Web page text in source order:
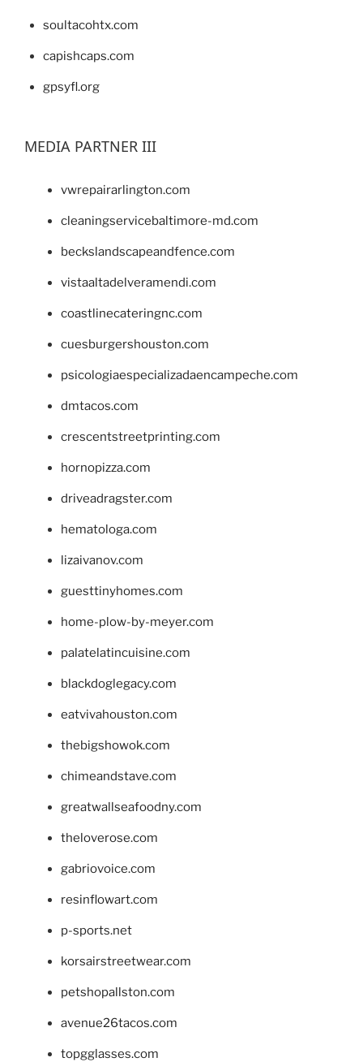
soultacohtx.com
capishcaps.com
gpsyfl.org
MEDIA PARTNER III
vwrepairarlington.com
cleaningservicebaltimore-md.com
beckslandscapeandfence.com
vistaaltadelveramendi.com
coastlinecateringnc.com
cuesburgershouston.com
psicologiaespecializadaencampeche.com
dmtacos.com
crescentstreetprinting.com
hornopizza.com
driveadragster.com
hematologa.com
lizaivanov.com
guesttinyhomes.com
home-plow-by-meyer.com
palatelatincuisine.com
blackdoglegacy.com
eatvivahouston.com
thebigshowok.com
chimeandstave.com
greatwallseafoodny.com
theloverose.com
gabriovoice.com
resinflowart.com
p-sports.net
korsairstreetwear.com
petshopallston.com
avenue26tacos.com
topgglasses.com